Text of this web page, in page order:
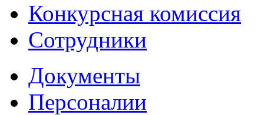
Конкурсная комиссия
Сотрудники
Документы
Персоналии